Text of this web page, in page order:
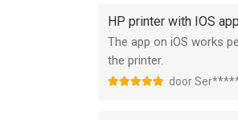
HP printer with IOS app
The app on iOS works
the printer.
door